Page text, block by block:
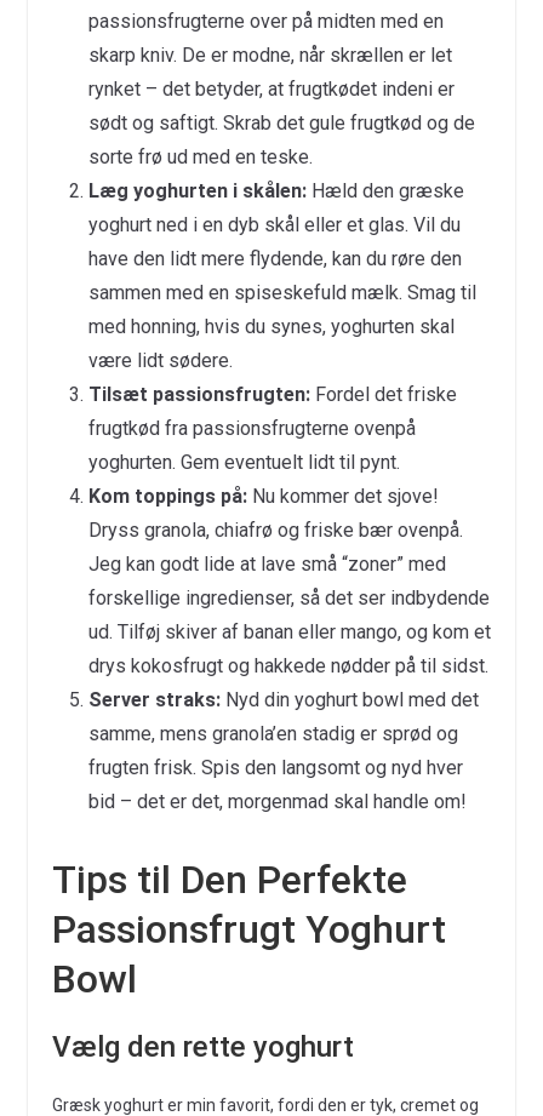
passionsfrugterne over på midten med en
skarp kniv. De er modne, når skrællen er let
rynket – det betyder, at frugtkødet indeni er
sødt og saftigt. Skrab det gule frugtkød og de
sorte frø ud med en teske.
Læg yoghurten i skålen:Hæld den græske
yoghurt ned i en dyb skål eller et glas. Vil du
have den lidt mere flydende, kan du røre den
sammen med en spiseskefuld mælk. Smag til
med honning, hvis du synes, yoghurten skal
være lidt sødere.
Tilsæt passionsfrugten:Fordel det friske
frugtkød fra passionsfrugterne ovenpå
yoghurten. Gem eventuelt lidt til pynt.
Kom toppings på:Nu kommer det sjove!
Dryss granola, chiafrø og friske bær ovenpå.
Jeg kan godt lide at lave små “zoner” med
forskellige ingredienser, så det ser indbydende
ud. Tilføj skiver af banan eller mango, og kom et
drys kokosfrugt og hakkede nødder på til sidst.
Server straks:Nyd din yoghurt bowl med det
samme, mens granola’en stadig er sprød og
frugten frisk. Spis den langsomt og nyd hver
bid – det er det, morgenmad skal handle om!
Tips til Den Perfekte
Passionsfrugt Yoghurt
Bowl
Vælg den rette yoghurt
Græsk yoghurt er min favorit, fordi den er tyk, cremet og